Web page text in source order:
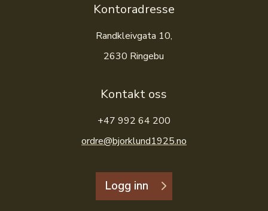
Kontoradresse
Randkleivgata 10,
2630 Ringebu
Kontakt oss
+47 992 64 200
ordre@bjorklund1925.no
Logg inn